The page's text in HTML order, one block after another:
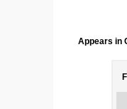
Appears in